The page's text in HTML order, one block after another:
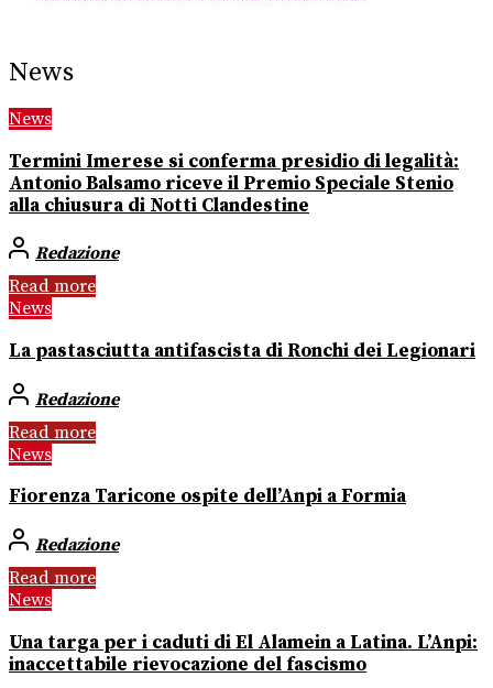
News
News
Termini Imerese si conferma presidio di legalità:
Antonio Balsamo riceve il Premio Speciale Stenio
alla chiusura di Notti Clandestine
Redazione
Read more
News
La pastasciutta antifascista di Ronchi dei Legionari
Redazione
Read more
News
Fiorenza Taricone ospite dell’Anpi a Formia
Redazione
Read more
News
Una targa per i caduti di El Alamein a Latina. L’Anpi:
inaccettabile rievocazione del fascismo